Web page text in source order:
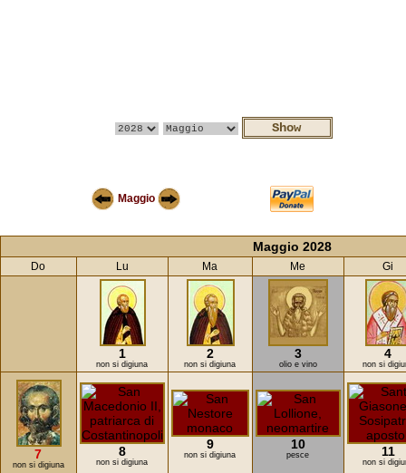
Maggio
Maggio 2028
Do Lu Ma Me Gi
1
non si digiuna
2
non si digiuna
3
olio e vino
4
non si
7
non si digiuna
8
non si digiuna
9
non si digiuna
10
pesce 11
non si